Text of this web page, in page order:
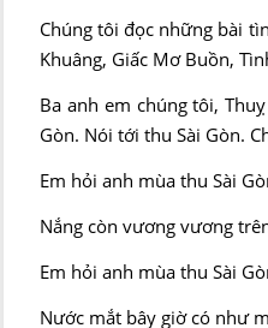
Chúng tôi đọc những bài
Khuâng, Giấc Mơ Buồn,
Ba anh em chúng tôi,
Gòn. Nói tới thu Sài Gòn.
Em hỏi anh mùa thu Sài
Nắng còn vương vương
Em hỏi anh mùa thu Sài
Nước mắt bây giờ có như